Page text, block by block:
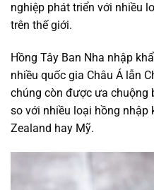
nghiệp phát triển với nhiều
trên thế giới.
Hồng Tây Ban Nha nhập
nhiều quốc gia Châu Á lẫn
chúng còn được ưa chuộng
so với nhiều loại hồng nhập
Zealand hay Mỹ.